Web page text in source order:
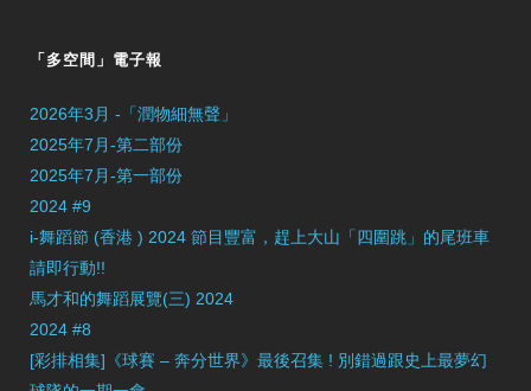
「多空間」電子報
2026年3月 -「潤物細無聲」
2025年7月-第二部份
2025年7月-第一部份
2024 #9
i-舞蹈節 (香港 ) 2024 節目豐富，趕上大山「四圍跳」的尾班車
請即行動!!
馬才和的舞蹈展覽(三) 2024
2024 #8
[彩排相集]《球賽 – 奔分世界》最後召集 ! 別錯過跟史上最夢幻